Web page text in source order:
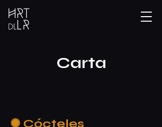
Carta
✺ Cócteles